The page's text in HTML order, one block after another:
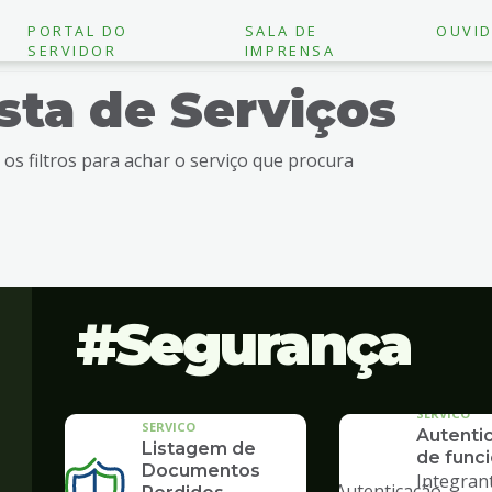
PORTAL DO
SERVIDOR
SALA DE
IMPRENSA
de Serviços
os filtros para achar o serviço que procura
Segurança
SERVICO
Listagem de
Documentos
SERVICO
de